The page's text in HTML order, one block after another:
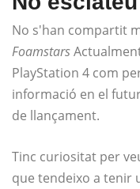
No s'han compartit
Foamstars
PlayStation 4 com
informació en el
de llançament.
Tinc curiositat per
que tendeixo a tenir